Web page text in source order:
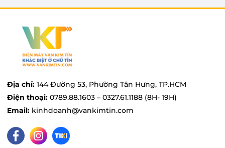
Công nghệ POWERFUL, làm lạnh nhanh
chóng hơn
khiển máy lạnh Panasonic Inverter 1.5 HP CU/CS-
PU12AKH-8, máy nén và quạt của dàn lạnh sẽ
hoạt động ở công suất tối đa để nhanh chóng
đưa nhiệt độ trong phòng tới mức cài đặt. Vì vậy,
bạn sẽ có thể tận hưởng không khí mát mẻ
Địa chỉ: 144 Đường 53, Phường Tân Hưng, TP.HCM
Điện thoại: 0789.88.1603 – 0327.61.1188 (8H- 19H)
Email: kinhdoanh@vankimtin.com